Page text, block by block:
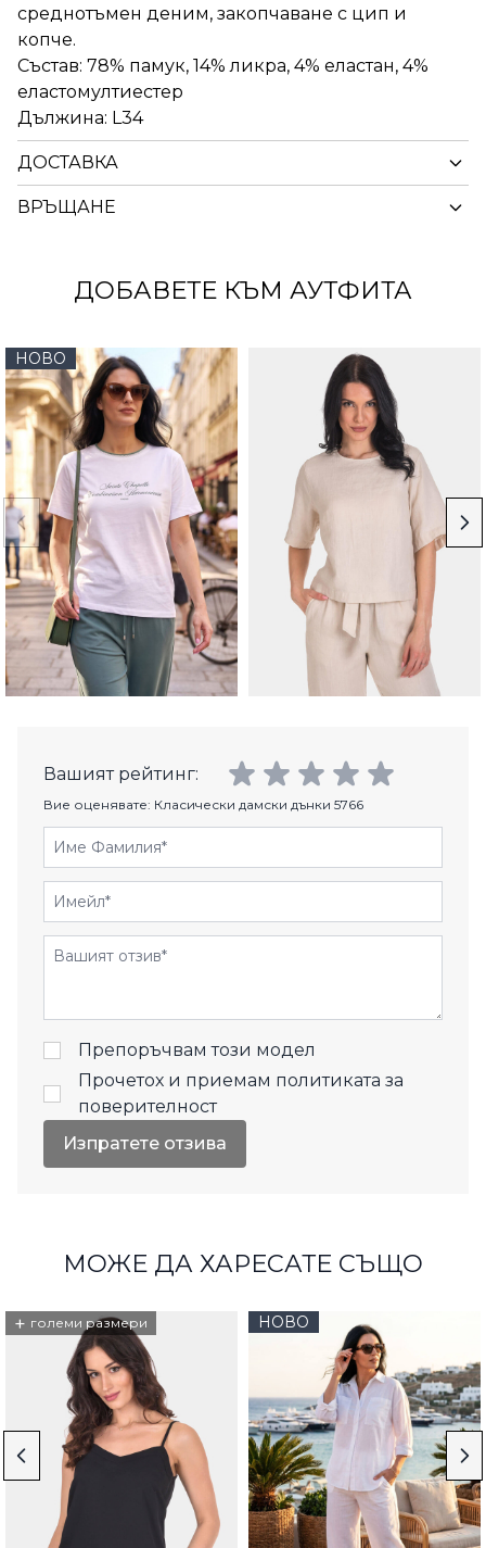
среднотъмен деним, закопчаване с цип и
копче.
Състав: 78% памук, 14% ликра, 4% еластан, 4%
еластомултиестер
Дължина: L34
ДОСТАВКА
ВРЪЩАНЕ
ДОБАВЕТЕ КЪМ АУТФИТА
НОВО
Вашият рейтинг:
Вие оценявате: Класически дамски дънки 5766
Име Фамилия
Имейл
Отзиви
Препоръчвам този модел
Прочетох и приемам политиката за
поверителност
Изпратете отзива
МОЖЕ ДА ХАРЕСАТЕ СЪЩО
+ големи размери НОВО